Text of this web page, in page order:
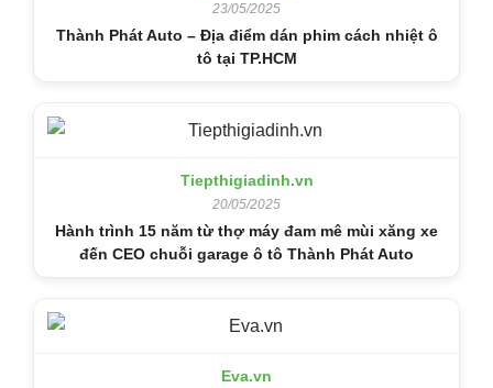
23/05/2025
Thành Phát Auto – Địa điểm dán phim cách nhiệt ô
tô tại TP.HCM
Tiepthigiadinh.vn
20/05/2025
Hành trình 15 năm từ thợ máy đam mê mùi xăng xe
đến CEO chuỗi garage ô tô Thành Phát Auto
Eva.vn